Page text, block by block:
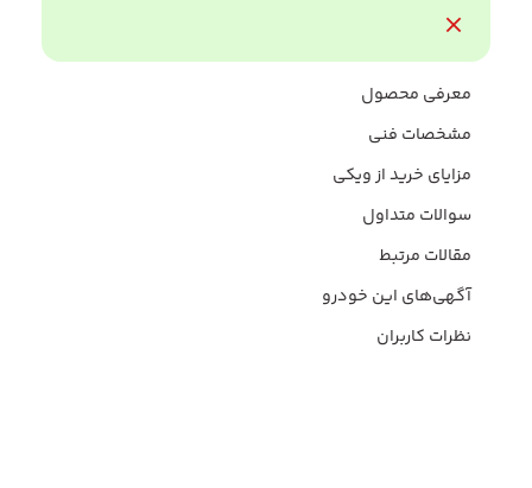
معرفی محصول
مشخصات فنی
مزایای خرید از ویکی
سوالات متداول
مقالات مرتبط
آگهی‌های این خودرو
نظرات کاربران